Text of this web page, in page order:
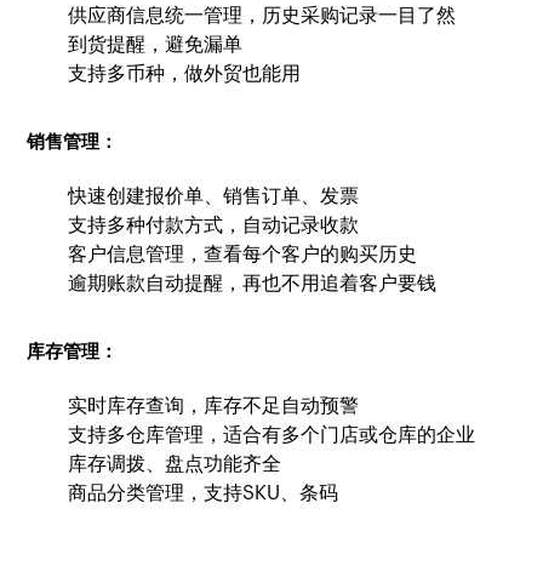
供应商信息统一管理，历史采购记录一目了然
到货提醒，避免漏单
支持多币种，做外贸也能用
销售管理：
快速创建报价单、销售订单、发票
支持多种付款方式，自动记录收款
客户信息管理，查看每个客户的购买历史
逾期账款自动提醒，再也不用追着客户要钱
库存管理：
实时库存查询，库存不足自动预警
支持多仓库管理，适合有多个门店或仓库的企业
库存调拨、盘点功能齐全
商品分类管理，支持SKU、条码